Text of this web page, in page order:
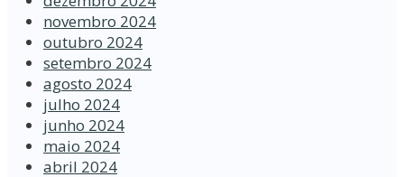
novembro 2024
outubro 2024
setembro 2024
agosto 2024
julho 2024
junho 2024
maio 2024
abril 2024